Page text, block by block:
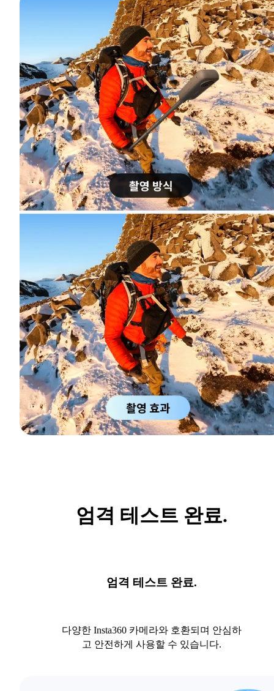
엄격 테스트 완료.
엄격 테스트 완료.
다양한 Insta360 카메라와 호환되며 안심하
고 안전하게 사용할 수 있습니다.